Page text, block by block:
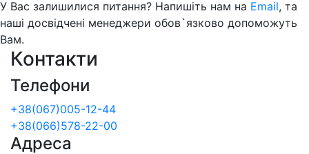
У Вас залишилися питання? Напишіть нам на Email, та
наші досвідчені менеджери обов`язково допоможуть
Вам.
Контакти
Телефони
+38(067)005-12-44
+38(066)578-22-00
Адреса